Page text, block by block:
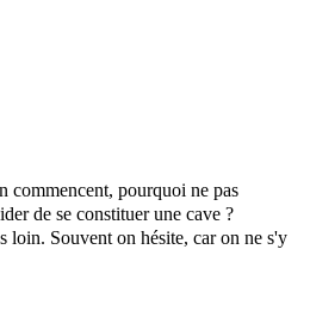
commencent, pourquoi ne pas
de se constituer une cave ?
loin. Souvent on hésite, car on ne s'y